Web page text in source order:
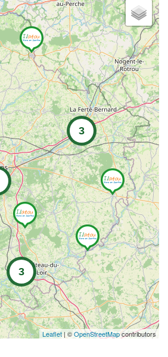
3
3
Leaflet | ©OpenStreetMapcontributors